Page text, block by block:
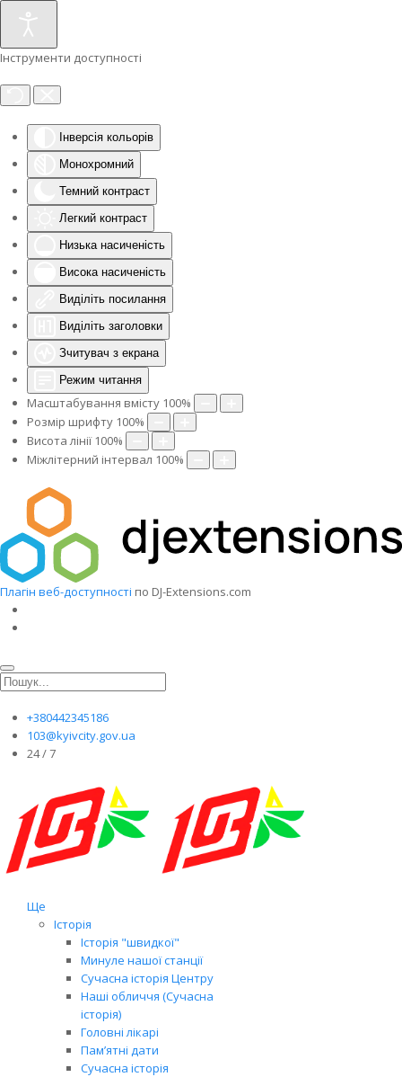
Інструменти доступності
Інверсія кольорів
Монохромний
Темний контраст
Легкий контраст
Низька насиченість
Висока насиченість
Виділіть посилання
Виділіть заголовки
Зчитувач з екрана
Режим читання
Масштабування вмісту 100%
Розмір шрифту 100%
Висота лінії 100%
Міжлітерний інтервал 100%
Плагін веб-доступності по DJ-Extensions.com
+380442345186
103@kyivcity.gov.ua
24 / 7
Ще
Історія
Історія "швидкої"
Минуле нашої станції
Сучасна історія Центру
Наші обличчя (Сучасна
історія)
Головні лікарі
Пам’ятні дати
Сучасна історія